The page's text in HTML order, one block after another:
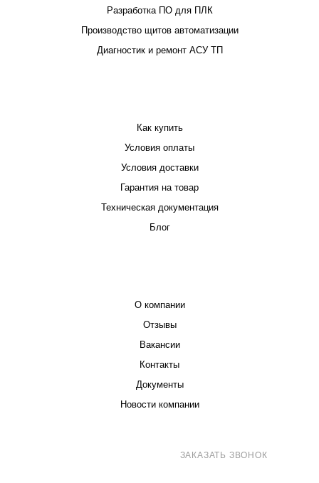
Разработка ПО для ПЛК
Производство щитов автоматизации
Диагностик и ремонт АСУ ТП
Как купить
Условия оплаты
Условия доставки
Гарантия на товар
Техническая документация
Блог
О компании
Отзывы
Вакансии
Контакты
Документы
Новости компании
ЗАКАЗАТЬ ЗВОНОК